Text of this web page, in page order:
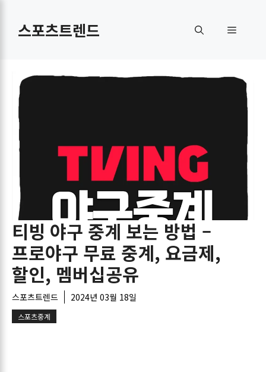
스포츠트렌드 메
티빙 야구 중계 보는 방법 –
프로야구 무료 중계, 요금제,
할인, 멤버십공유
스포츠트렌드 2024년 03월 18일
스포츠중계